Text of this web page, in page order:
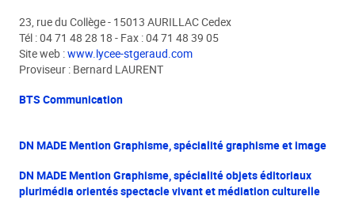
23, rue du Collège - 15013 AURILLAC Cedex
Tél : 04 71 48 28 18 - Fax : 04 71 48 39 05
Site web :www.lycee-stgeraud.com
Proviseur : Bernard LAURENT
BTS Communication
DN MADE Mention Graphisme, spécialité graphisme et image
DN MADE Mention Graphisme, spécialité objets éditoriaux
plurimédia orientés spectacle vivant et médiation culturelle